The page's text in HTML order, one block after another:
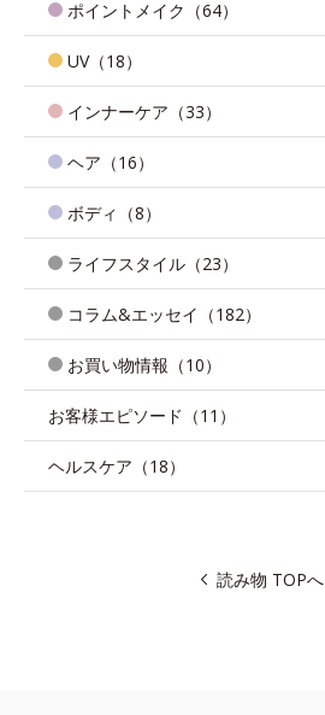
ポイントメイク（64）
UV（18）
インナーケア（33）
ヘア（16）
ボディ（8）
ライフスタイル（23）
コラム&エッセイ（182）
お買い物情報（10）
お客様エピソード（11）
ヘルスケア（18）
読み物 TOPへ